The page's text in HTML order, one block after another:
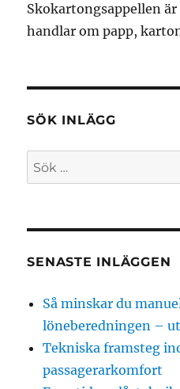
Skokartongsappellen
handlar om papp,
SÖK INLÄGG
Sök
efter:
SENASTE INLÄGGEN
Så minskar du
löneberedningen –
Tekniska framsteg
passagerarkomfort